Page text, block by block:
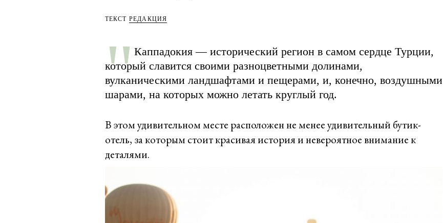
ТЕКСТ РЕДАКЦИЯ
Каппадокия — исторический регион в самом сердце Турции,
который славится своими разноцветными долинами,
вулканическими ландшафтами и пещерами, и, конечно, воздушными
шарами, на которых можно летать круглый год.
В этом удивительном месте расположен не менее удивительный бутик-
отель, за которым стоит красивая история и невероятное внимание к
деталями.